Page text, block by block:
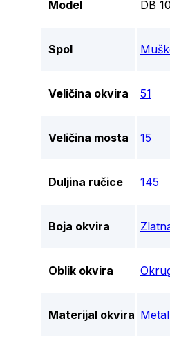
Model DB
Spol
Veličina okvira 51
Veličina mosta 15
Duljina ručice 145
Boja okvira
Oblik okvira
Materijal okvira Metal